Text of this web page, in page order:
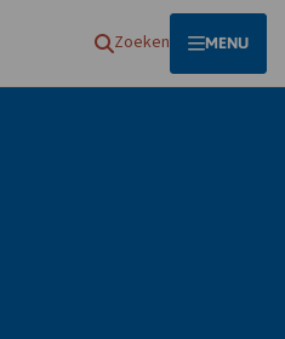
Zoeken OPEN
MENU